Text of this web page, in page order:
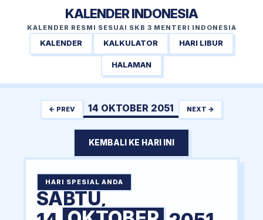
KALENDER INDONESIA
KALENDER RESMI SESUAI SKB 3 MENTERI INDONESIA
KALENDER KALKULATOR HARI LIBUR
HALAMAN
← PREV 14 OKTOBER 2051 NEXT →
KEMBALI KE HARI INI
HARI SPESIAL ANDA
SABTU,